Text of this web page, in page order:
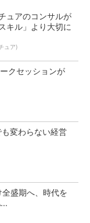
ュアのコンサルが
キル」より大切に
ュア)
クセッションが
も変わらない経営
盛期へ、時代を